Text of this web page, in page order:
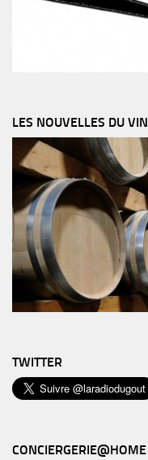
LES NOUVELLES DU VIN
TWITTER
CONCIERGERIE@HOME